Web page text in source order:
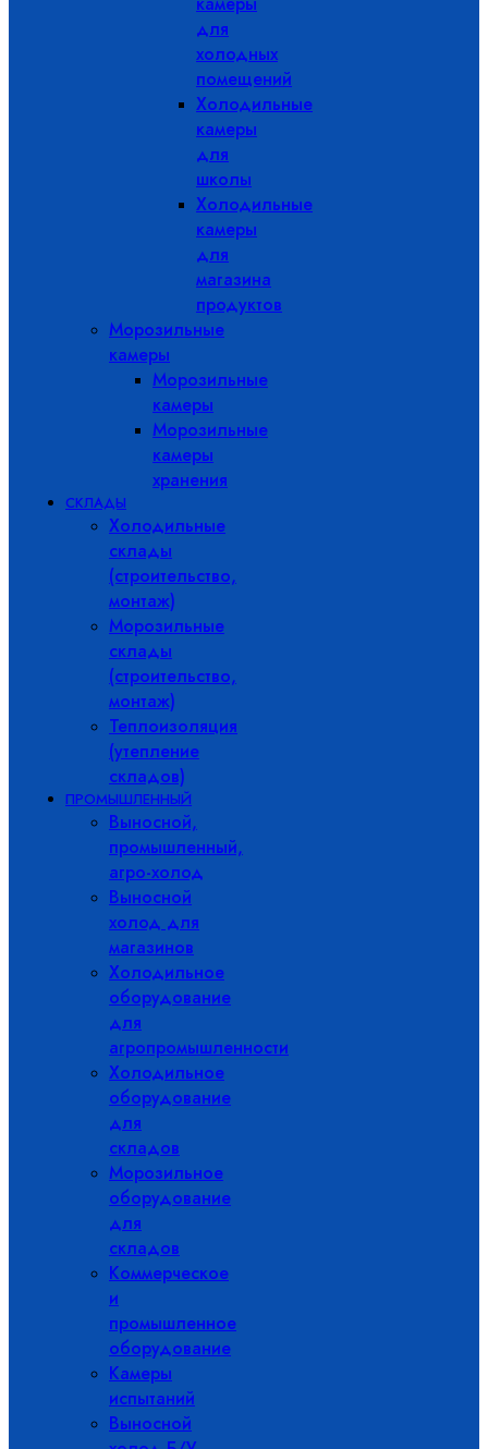
для
холодных
помещений
Холодильные
камеры
для
школы
Холодильные
камеры
для
магазина
продуктов
Морозильные
камеры
Морозильные
камеры
Морозильные
камеры
хранения
СКЛАДЫ
Холодильные
склады
(строительство,
монтаж)
Морозильные
склады
(строительство,
монтаж)
Теплоизоляция
(утепление
складов)
ПРОМЫШЛЕННЫЙ
Выносной,
промышленный,
агро-холод
Выносной
холод для
магазинов
Холодильное
оборудование
для
агропромышленности
Холодильное
оборудование
для
складов
Морозильное
оборудование
для
складов
Коммерческое
и
промышленное
оборудование
Камеры
испытаний
Выносной